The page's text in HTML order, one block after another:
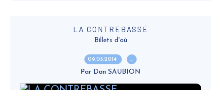
LA CONTREBASSE
Billets d'où
09.03.2014 …
Par Dan SAUBION